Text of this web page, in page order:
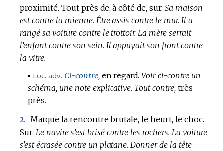
proximité. Tout près de, à côté de, sur. Sa maison
est contre la mienne. Être assis contre le mur. Il a
rangé sa voiture contre le trottoir. La mère serrait
l’enfant contre son sein. Il appuyait son front contre
la vitre.
▪ Loc. adv. Ci-contre, en regard. Voir ci-contre un
schéma, une note explicative. Tout contre, très
près.
2.
Marque la rencontre brutale, le heurt, le choc.
Sur. Le navire s’est brisé contre les rochers. La voiture
s’est écrasée contre un platane. Donner de la tête